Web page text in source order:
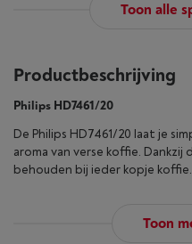
Toon alle
Productbeschrijving
Philips HD7461/20
De Philips HD7461/20 laat je
aroma van verse koffie.
behouden bij ieder kopje koffie.
Toon